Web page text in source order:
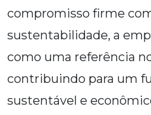
compromisso firme
sustentabilidade, a
como uma referência
contribuindo para um
sustentável e